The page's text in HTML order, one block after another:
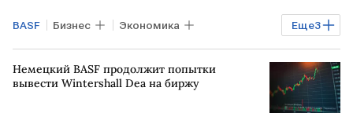
Еще3
BASF Бизнес Экономика
Промышленность ИНДОНЕЗИЯ
Eramet
Немецкий BASF продолжит попытки
вывести Wintershall Dea на биржу